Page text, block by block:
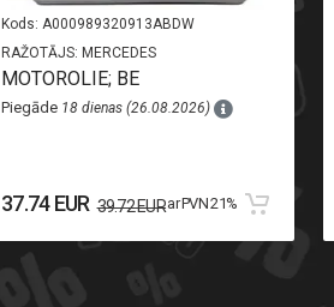
Kods: A000989320913ABDW
RAŽOTĀJS: MERCEDES
MOTOROLIE; BE
Piegāde 18 dienas (26.08.2026)
37.74 EUR 39.72 EURar PVN 21%